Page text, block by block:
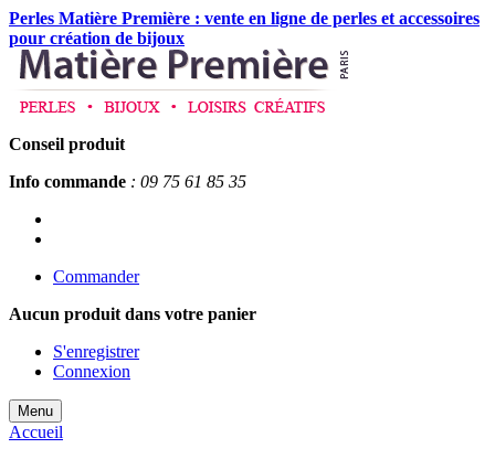
Perles Matière Première : vente en ligne de perles et accessoires
pour création de bijoux
Conseil produit
Info commande : 09 75 61 85 35
Commander
Aucun produit dans votre panier
S'enregistrer
Connexion
Menu
Accueil